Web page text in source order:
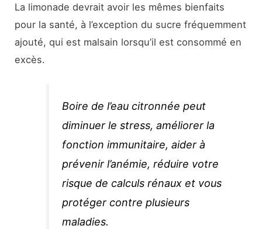
La limonade devrait avoir les mêmes bienfaits
pour la santé, à l’exception du sucre fréquemment
ajouté, qui est malsain lorsqu’il est consommé en
excès.
Boire de l’eau citronnée peut
diminuer le stress, améliorer la
fonction immunitaire, aider à
prévenir l’anémie, réduire votre
risque de calculs rénaux et vous
protéger contre plusieurs
maladies.